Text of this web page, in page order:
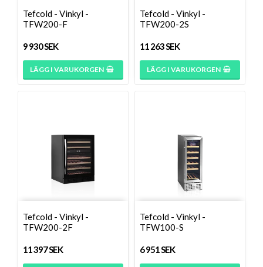
Tefcold - Vinkyl -
TFW200-F
9 930 SEK
LÄGG I VARUKORGEN
Tefcold - Vinkyl -
TFW200-2S
11 263 SEK
LÄGG I VARUKORGEN
Tefcold - Vinkyl -
TFW200-2F
11 397 SEK
Tefcold - Vinkyl -
TFW100-S
6 951 SEK